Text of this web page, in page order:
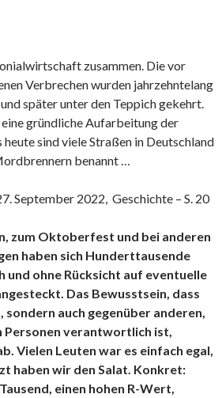
zusammen. Die vor
Verbrechen wurden jahrzehntelang
später unter den Teppich gekehrt.
gründliche Aufarbeitung der
heute sind viele Straßen in Deutschland
benannt …
September 2022, Geschichte – S. 20
zum Oktoberfest und bei anderen
haben sich Hunderttausende
ohne Rücksicht auf eventuelle
Das Bewusstsein, dass
sondern auch gegenüber anderen,
Personen verantwortlich ist,
Vielen Leuten war es einfach egal,
haben wir den Salat. Konkret:
einen hohen R-Wert,